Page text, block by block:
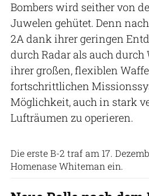
Bombers wird seither von
Juwelen gehütet. Denn
2A dank ihrer geringen
durch Radar als auch
ihrer großen, flexiblen
fortschrittlichen
Möglichkeit, auch in stark
Lufträumen zu operieren.
Die erste B-2 traf am 17.
Homenase Whiteman ein.